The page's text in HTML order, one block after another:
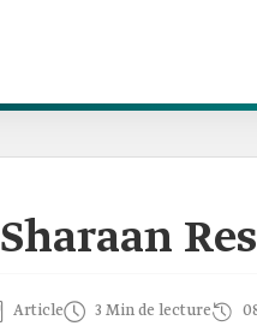
Sharaan
Article 3 Min de lecture